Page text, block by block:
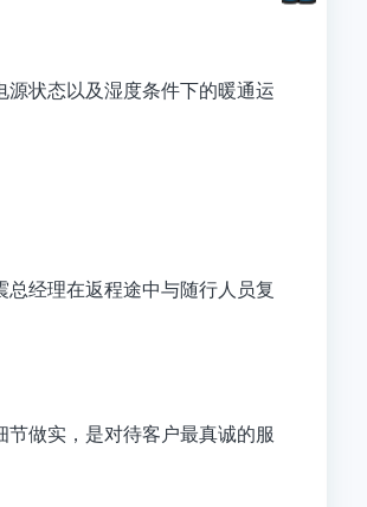
状态以及湿度条件下的暖通运
经理在返程途中与随行人员复
做实，是对待客户最真诚的服